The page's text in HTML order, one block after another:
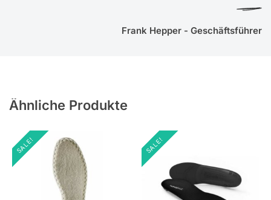
Frank Hepper - Geschäftsführer
Ähnliche Produkte
SALE! SALE!